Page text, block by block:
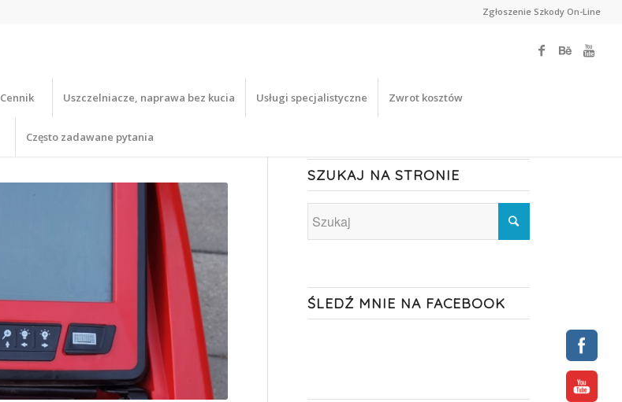
Zgłoszenie Szkody On-Line
Cennik Uszczelniacze, naprawa bez kucia Usługi specjalistyczne Zwrot kosztów
Często zadawane pytania
SZUKAJ NA STRONIE
ŚLEDŹ MNIE NA FACEBOOK